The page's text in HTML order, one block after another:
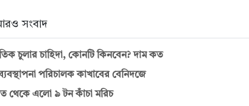
সংবাদ
চুলার চাহিদা, কোনটি কিনবেন? দাম কত
পরিচালক কাখাবের বেনিদজে
থেকে এলো ৯ টন কাঁচা মরিচ